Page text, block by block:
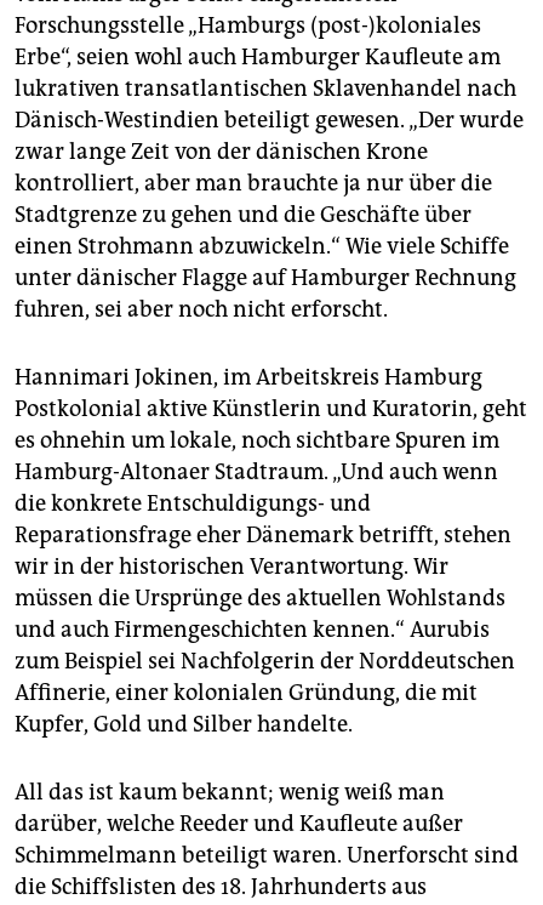
Forschungsstelle „Hamburgs (post-)koloniales
Erbe“, seien wohl auch Hamburger Kaufleute am
lukrativen transatlantischen Sklavenhandel nach
Dänisch-Westindien beteiligt gewesen. „Der wurde
zwar lange Zeit von der dänischen Krone
kontrolliert, aber man brauchte ja nur über die
Stadtgrenze zu gehen und die Geschäfte über
einen Strohmann abzuwickeln.“ Wie viele Schiffe
unter dänischer Flagge auf Hamburger Rechnung
fuhren, sei aber noch nicht erforscht.
Hannimari Jokinen, im Arbeitskreis Hamburg
Postkolonial aktive Künstlerin und Kuratorin, geht
es ohnehin um lokale, noch sichtbare Spuren im
Hamburg-Altonaer Stadtraum. „Und auch wenn
die konkrete Entschuldigungs- und
Reparationsfrage eher Dänemark betrifft, stehen
wir in der historischen Verantwortung. Wir
müssen die Ursprünge des aktuellen Wohlstands
und auch Firmengeschichten kennen.“ Aurubis
zum Beispiel sei Nachfolgerin der Norddeutschen
Affinerie, einer kolonialen Gründung, die mit
Kupfer, Gold und Silber handelte.
All das ist kaum bekannt; wenig weiß man
darüber, welche Reeder und Kaufleute außer
Schimmelmann beteiligt waren. Unerforscht sind
die Schiffslisten des 18. Jahrhunderts aus